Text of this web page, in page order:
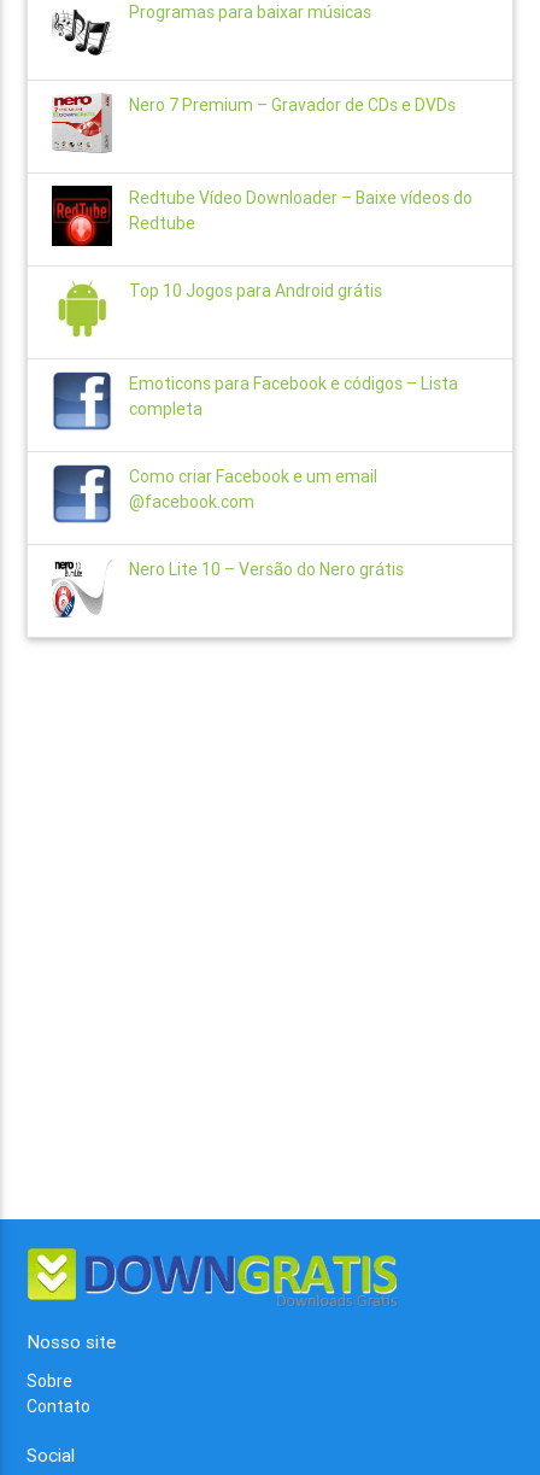
Programas para baixar músicas
Nero 7 Premium – Gravador de CDs e DVDs
Redtube Vídeo Downloader – Baixe vídeos do
Redtube
Top 10 Jogos para Android grátis
Emoticons para Facebook e códigos – Lista
completa
Como criar Facebook e um email
@facebook.com
Nero Lite 10 – Versão do Nero grátis
Nosso site
Sobre
Contato
Social